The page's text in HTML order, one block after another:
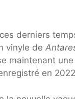
derniers
vinyle de
maintenant
en